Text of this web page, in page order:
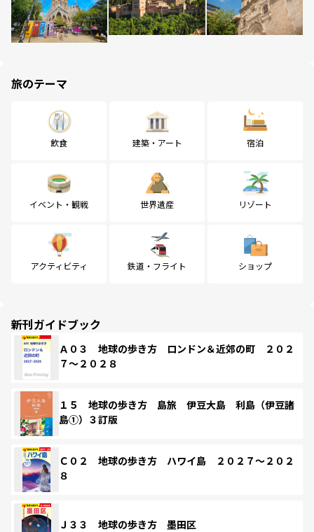
旅のテーマ
飲食 建築・アート 宿泊
イベント・観戦 世界遺産 リゾート
アクティビティ 鉄道・フライト ショップ
新刊ガイドブック
Ａ０３ 地球の歩き方 ロンドン＆近郊の町 ２０２
７～２０２８
１５ 地球の歩き方 島旅 伊豆大島 利島（伊豆諸
島①）３訂版
Ｃ０２ 地球の歩き方 ハワイ島 ２０２７～２０２
８
Ｊ３３ 地球の歩き方 墨田区